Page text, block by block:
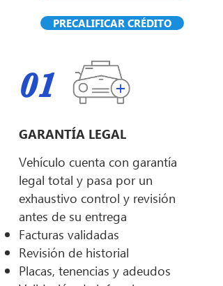
PRECALIFICAR CRÉDITO
01
GARANTÍA LEGAL
Vehículo cuenta con garantía
legal total y pasa por un
exhaustivo control y revisión
antes de su entrega
Facturas validadas
Revisión de historial
Placas, tenencias y adeudos